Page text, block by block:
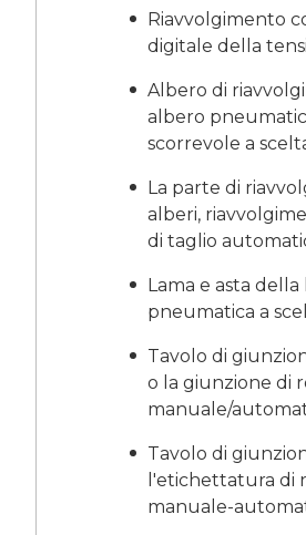
Riavvolgimento
digitale della
Albero di
albero
scorrevole a
La parte di
alberi,
di taglio
Lama e asta
pneumatica a
Tavolo di
o la giunzione di
manuale/
Tavolo di
l'etichettatura di
manuale-